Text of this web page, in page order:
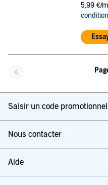
5,99 €/
Saisir un code promotionnel
Nous contacter
Aide